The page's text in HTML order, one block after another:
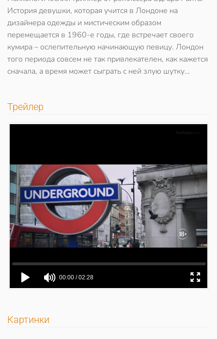
История девушки, которая учится в Лондоне на
дизайнера одежды и мистическим образом
перемещается в 1960-е годы, где встречает своего
кумира – ослепительную начинающую певицу. Лондон
того периода совсем не так привлекателен, как кажется
сначала, а время может сыграть с ней злую шутку…
Трейлер
Картинки